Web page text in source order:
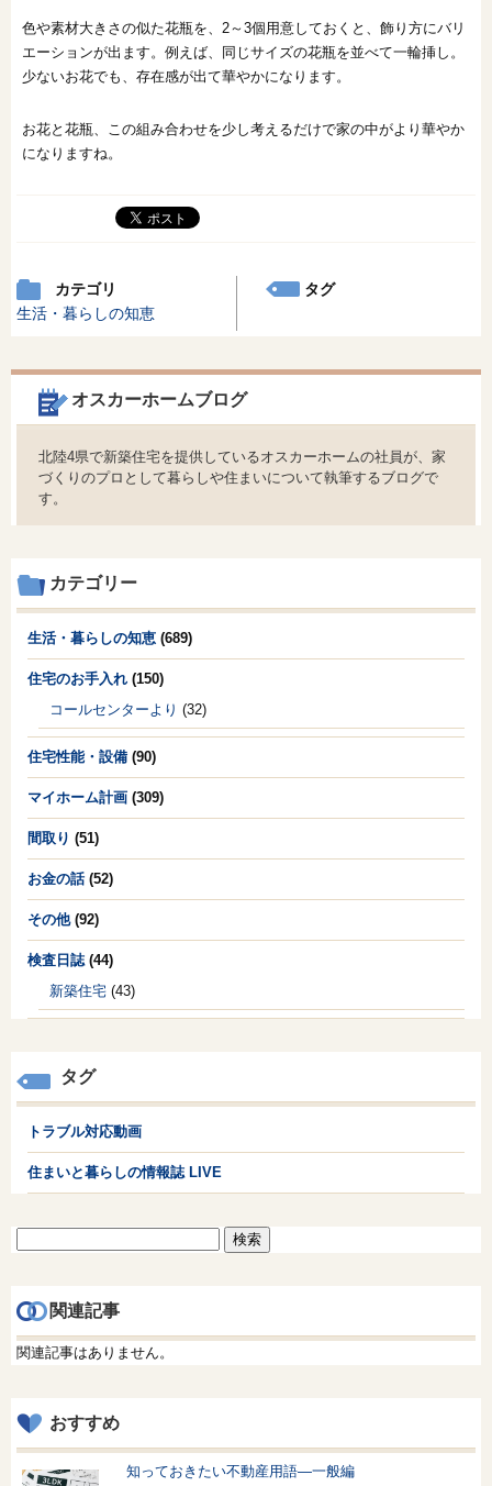
色や素材大きさの似た花瓶を、2～3個用意しておくと、飾り方にバリ
エーションが出ます。例えば、同じサイズの花瓶を並べて一輪挿し。
少ないお花でも、存在感が出て華やかになります。
お花と花瓶、この組み合わせを少し考えるだけで家の中がより華やか
になりますね。
カテゴリ
生活・暮らしの知恵
タグ
オスカーホームブログ
北陸4県で新築住宅を提供しているオスカーホームの社員が、家
づくりのプロとして暮らしや住まいについて執筆するブログで
す。
カテゴリー
生活・暮らしの知恵 (689)
住宅のお手入れ (150)
コールセンターより (32)
住宅性能・設備 (90)
マイホーム計画 (309)
間取り (51)
お金の話(52)
その他(92)
検査日誌(44)
新築住宅 (43)
タグ
トラブル対応動画
住まいと暮らしの情報誌 LIVE
関連記事
関連記事はありません。
おすすめ
知っておきたい不動産用語—一般編